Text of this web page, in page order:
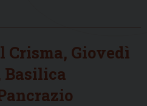
Crisma, Giovedì
Basilica